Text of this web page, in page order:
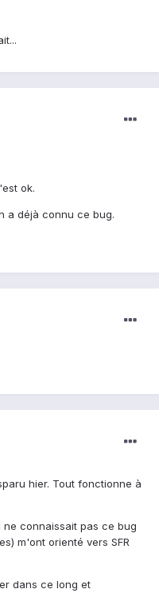
ok.
a déjà connu ce bug.
hier. Tout fonctionne à
connaissait pas ce bug
m'ont orienté vers SFR
dans ce long et